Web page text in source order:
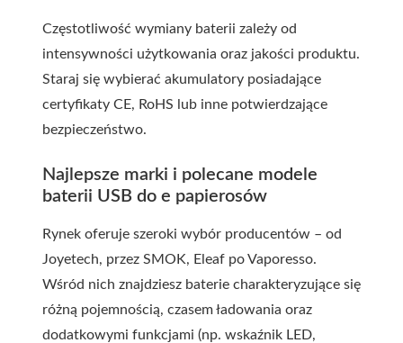
Częstotliwość wymiany baterii zależy od
intensywności użytkowania oraz jakości produktu.
Staraj się wybierać akumulatory posiadające
certyfikaty CE, RoHS lub inne potwierdzające
bezpieczeństwo.
Najlepsze marki i polecane modele
baterii USB do e papierosów
Rynek oferuje szeroki wybór producentów – od
Joyetech, przez SMOK, Eleaf po Vaporesso.
Wśród nich znajdziesz baterie charakteryzujące się
różną pojemnością, czasem ładowania oraz
dodatkowymi funkcjami (np. wskaźnik LED,